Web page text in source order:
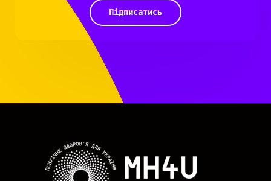
Підписатись